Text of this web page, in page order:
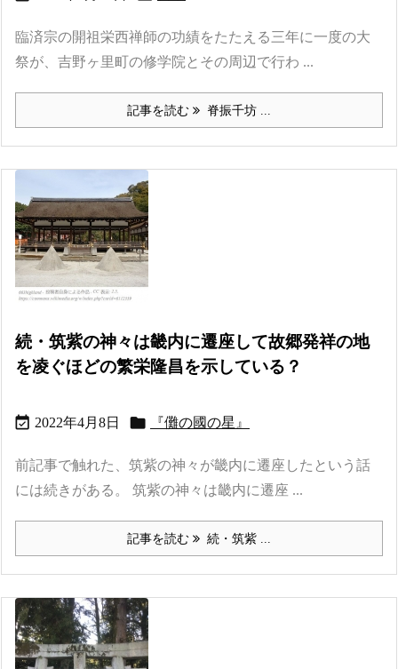
臨済宗の開祖栄西禅師の功績をたたえる三年に一度の大
祭が、吉野ヶ里町の修学院とその周辺で行わ ...
記事を読む 脊振千坊 ...
続・筑紫の神々は畿内に遷座して故郷発祥の地
を凌ぐほどの繁栄隆昌を示している？
 2022年4月8日  『儺の國の星』
前記事で触れた、筑紫の神々が畿内に遷座したという話
には続きがある。 筑紫の神々は畿内に遷座 ...
記事を読む 続・筑紫 ...